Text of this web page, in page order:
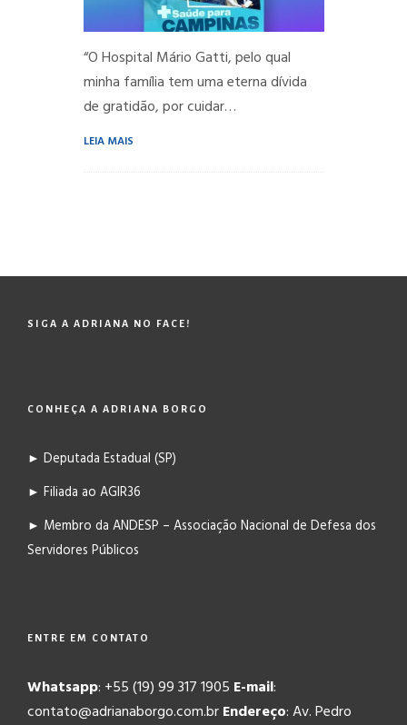
“O Hospital Mário Gatti, pelo qual
minha família tem uma eterna dívida
de gratidão, por cuidar…
LEIA MAIS
SIGA A ADRIANA NO FACE!
CONHEÇA A ADRIANA BORGO
► Deputada Estadual (SP)
► Filiada ao AGIR36
► Membro da ANDESP – Associação Nacional de Defesa dos
Servidores Públicos
ENTRE EM CONTATO
Whatsapp: +55 (19) 99 317 1905 E-mail:
contato@adrianaborgo.com.brEndereço: Av. Pedro